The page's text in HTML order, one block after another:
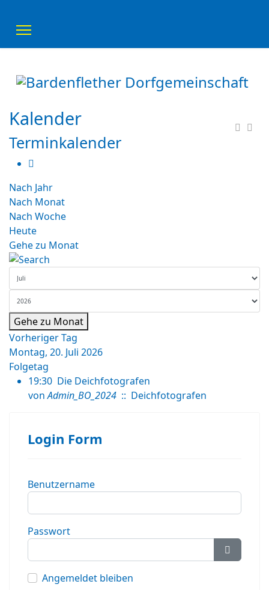
Kalender
Terminkalender
Nach Jahr
Nach Monat
Nach Woche
Heute
Gehe zu Monat
Gehe zu Monat
Vorheriger Tag
Montag, 20. Juli 2026
Folgetag
19:30 Die Deichfotografen
von Admin_BO_2024 :: Deichfotografen
Login Form
Benutzername
Passwort
Angemeldet bleiben